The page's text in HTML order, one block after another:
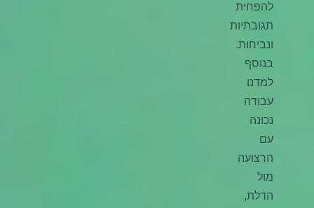
להפחית
תגובתיות
ונביחות.
בנוסף
למדנו
עבודה
נכונה
עם
הרצועה
מול
הדלת,